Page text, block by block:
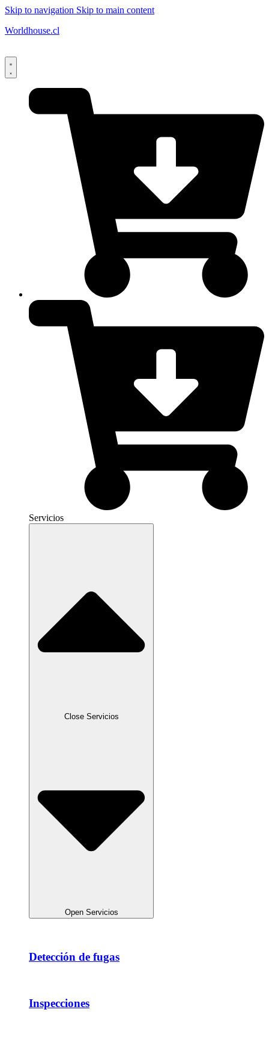
Skip to navigation Skip to main content
Worldhouse.cl
Servicios
Close Servicios
Open Servicios
Detección de fugas
Inspecciones